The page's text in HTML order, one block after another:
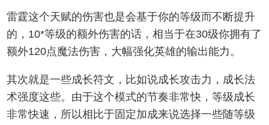
雷霆这个天赋的伤害也是会基于你的等级而不断提升
的，10*等级的额外伤害的话，相当于在30级你拥有了
额外120点魔法伤害，大幅强化英雄的输出能力。
其次就是一些成长符文，比如说成长攻击力，成长法
术强度这些。由于这个模式的节奏非常快，等级成长
非常快速，所以相比于固定加成来说选择一些随等级